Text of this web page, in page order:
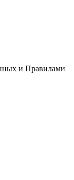
и Правилами